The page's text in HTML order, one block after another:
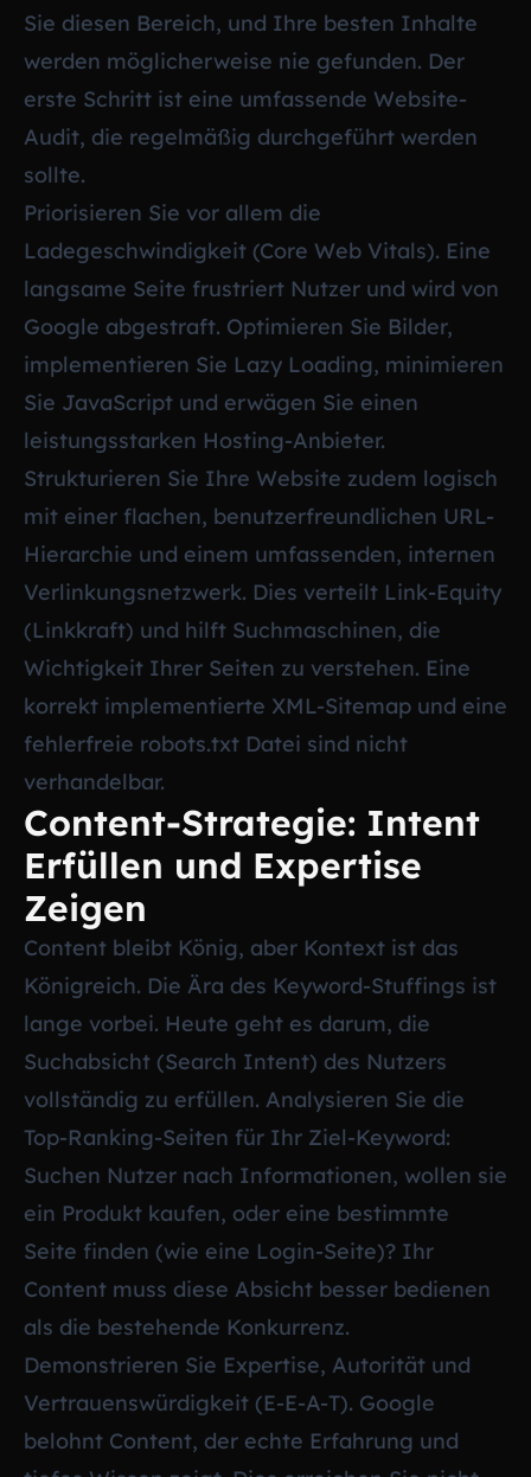
Sie diesen Bereich, und Ihre besten Inhalte
werden möglicherweise nie gefunden. Der
erste Schritt ist eine umfassende Website-
Audit, die regelmäßig durchgeführt werden
sollte.
Priorisieren Sie vor allem die
Ladegeschwindigkeit (Core Web Vitals). Eine
langsame Seite frustriert Nutzer und wird von
Google abgestraft. Optimieren Sie Bilder,
implementieren Sie Lazy Loading, minimieren
Sie JavaScript und erwägen Sie einen
leistungsstarken Hosting-Anbieter.
Strukturieren Sie Ihre Website zudem logisch
mit einer flachen, benutzerfreundlichen URL-
Hierarchie und einem umfassenden, internen
Verlinkungsnetzwerk. Dies verteilt Link-Equity
(Linkkraft) und hilft Suchmaschinen, die
Wichtigkeit Ihrer Seiten zu verstehen. Eine
korrekt implementierte XML-Sitemap und eine
fehlerfreie robots.txt Datei sind nicht
verhandelbar.
Content-Strategie: Intent
Erfüllen und Expertise
Zeigen
Content bleibt König, aber Kontext ist das
Königreich. Die Ära des Keyword-Stuffings ist
lange vorbei. Heute geht es darum, die
Suchabsicht (Search Intent) des Nutzers
vollständig zu erfüllen. Analysieren Sie die
Top-Ranking-Seiten für Ihr Ziel-Keyword:
Suchen Nutzer nach Informationen, wollen sie
ein Produkt kaufen, oder eine bestimmte
Seite finden (wie eine Login-Seite)? Ihr
Content muss diese Absicht besser bedienen
als die bestehende Konkurrenz.
Demonstrieren Sie Expertise, Autorität und
Vertrauenswürdigkeit (E-E-A-T). Google
belohnt Content, der echte Erfahrung und